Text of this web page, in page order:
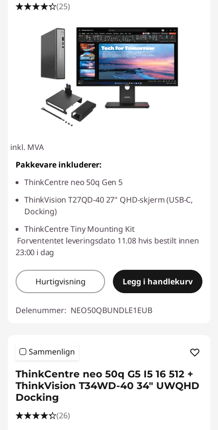
(25)
inkl. MVA
Pakkevare inkluderer:
ThinkCentre neo 50q Gen 5
ThinkVision T27QD-40 27" QHD-skjerm (USB-C,
Docking)
ThinkCentre Tiny Mounting Kit
Forvententet leveringsdato 11.08 hvis bestilt innen
23:00 i dag
Hurtigvisning Legg i handlekurv
Delenummer: NEO50QBUNDLE1EUB
Sammenlign
ThinkCentre neo 50q G5 I5 16 512 +
ThinkVision T34WD-40 34" UWQHD
Docking
(26)